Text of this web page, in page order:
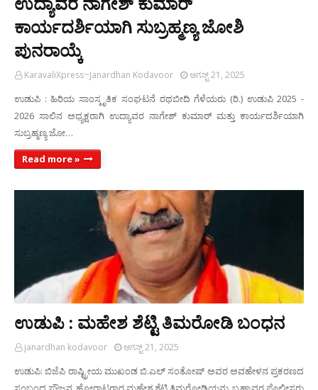
ಕಾರ್ಯದರ್ಶಿಯಾಗಿ ಸುಬ್ರಹ್ಮಣ್ಯ ಜೋಶಿ
ಪುನರಾಯ್ಕೆ
KaravaliXpress~Janardhan Kodavoor ಆಗಸ್ಟ್ 21, 2025
ಉಡುಪಿ : ಹಿರಿಯ ಸಾಂಸ್ಕೃತಿಕ ಸಂಘಟನೆ ರಥಬೀದಿ ಗೆಳೆಯರು (ರಿ.) ಉಡುಪಿ 2025 -
2026 ಸಾಲಿನ ಅಧ್ಯಕ್ಷರಾಗಿ ಉದ್ಯಾವರ ನಾಗೇಶ್ ಕುಮಾರ್ ಮತ್ತು ಕಾರ್ಯದರ್ಶಿಯಾಗಿ
ಸುಬ್ರಹ್ಮಣ್ಯ ಜೋ…
Read more »
ಉಡುಪಿ : ಮಹೇಶ ಶೆಟ್ಟಿ ತಿಮರೋಡಿ ಬಂಧನ
janardhan kodavoor ಆಗಸ್ಟ್ 21, 2025
ಉಡುಪಿ: ಬಿಜೆಪಿ ರಾಷ್ಟ್ರೀಯ ಮುಖಂಡ ಬಿ.ಎಲ್ ಸಂತೋಷ್ ಅವರ ಅವಹೇಳನ ಪ್ರಕರಣದ